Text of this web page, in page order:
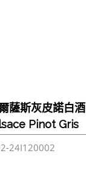
薩斯灰皮諾白酒
Pinot Gris
24I120002